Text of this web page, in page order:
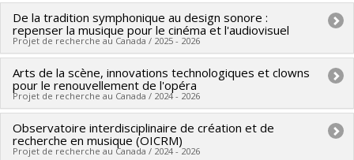
Sources de financement :
CRSH/Conseil de recherches en
sciences humaines du Canada
Programmes de subvention :
Connexion
Chercheur principal : Ana Sokolović
Co-chercheurs : Olivier Asselin
Sources de financement :FRQSC/Fonds de recherche du
Québec - Société et culture (FQRSC)
Programmes de subvention :PVXXXXXX-(RC) Appui à la
recherche-création - Volet Équipe
De la tradition symphonique au design sonore :
repenser la musique pour le cinéma et l'audiovisuel
Projet de recherche au Canada / 2025 - 2026
Sources de financement :CRSH/Conseil de recherches en
sciences humaines du Canada
Programmes de subvention :PV152160-Subvention
Connexion
Arts de la scène, innovations technologiques et clowns
pour le renouvellement de l'opéra
Projet de recherche au Canada / 2024 - 2026
Sources de financement :CRSH/Conseil de recherches en
sciences humaines du Canada
Observatoire interdisciplinaire de création et de
recherche en musique (OICRM)
Projet de recherche au Canada / 2024 - 2026